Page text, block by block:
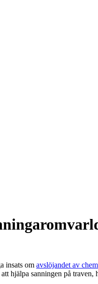
insats om avslöjandet av
hjälpa sanningen på traven,